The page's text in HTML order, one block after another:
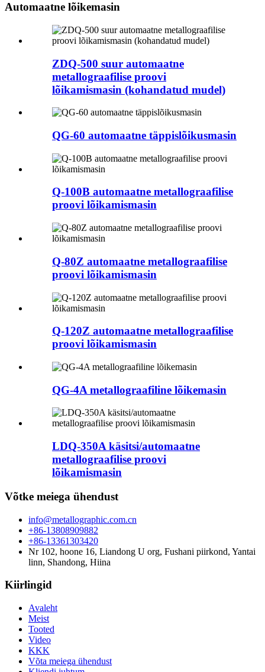
Automaatne lõikemasin
ZDQ-500 suur automaatne
metallograafilise proovi
lõikamismasin (kohandatud mudel)
QG-60 automaatne täppislõikusmasin
Q-100B automaatne metallograafilise
proovi lõikamismasin
Q-80Z automaatne metallograafilise
proovi lõikamismasin
Q-120Z automaatne metallograafilise
proovi lõikamismasin
QG-4A metallograafiline lõikemasin
LDQ-350A käsitsi/automaatne
metallograafilise proovi
lõikamismasin
Võtke meiega ühendust
info@metallographic.com.cn
+86-13808909882
+86-13361303420
Nr 102, hoone 16, Liandong U org, Fushani piirkond, Yantai
linn, Shandong, Hiina
Kiirlingid
Avaleht
Meist
Tooted
Video
KKK
Võta meiega ühendust